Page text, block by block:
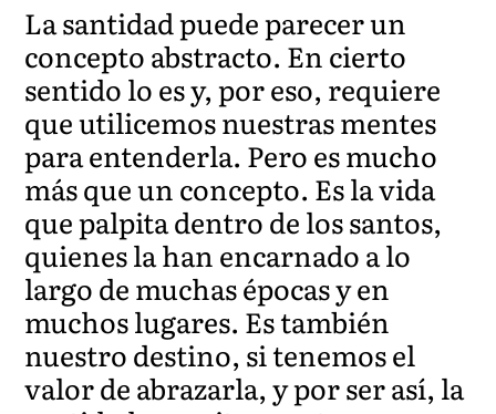
La santidad puede parecer un
concepto abstracto. En cierto
sentido lo es y, por eso, requiere
que utilicemos nuestras mentes
para entenderla. Pero es mucho
más que un concepto. Es la vida
que palpita dentro de los santos,
quienes la han encarnado a lo
largo de muchas épocas y en
muchos lugares. Es también
nuestro destino, si tenemos el
valor de abrazarla, y por ser así, la